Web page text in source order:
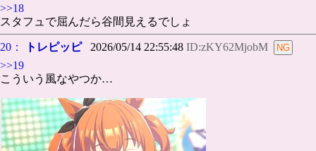
>>18
スタフュで屈んだら谷間見えるでしょ
20： トレピッピ2026/05/14 22:55:48 ID:zKY62MjobM
>>19
こういう風なやつか…